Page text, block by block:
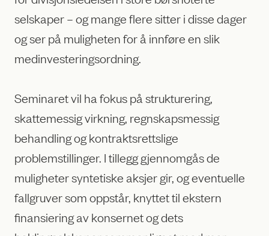
selskaper – og mange flere sitter i disse dager
og ser på muligheten for å innføre en slik
medinvesteringsordning.
Seminaret vil ha fokus på strukturering,
skattemessig virkning, regnskapsmessig
behandling og kontraktsrettslige
problemstillinger. I tillegg gjennomgås de
muligheter syntetiske aksjer gir, og eventuelle
fallgruver som oppstår, knyttet til ekstern
finansiering av konsernet og dets